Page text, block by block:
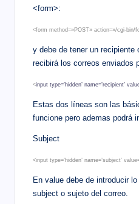
<form>:
<form method=»POST» action=»/cgi-bin/
y debe de tener un recipiente
recibirá los correos enviados
<input type=’hidden’ name=’recipient’
Estas dos líneas son las
funcione pero ademas podrá
Subject
<input type=’hidden’ name=’subject’
En value debe de introducir
subject o sujeto del correo.